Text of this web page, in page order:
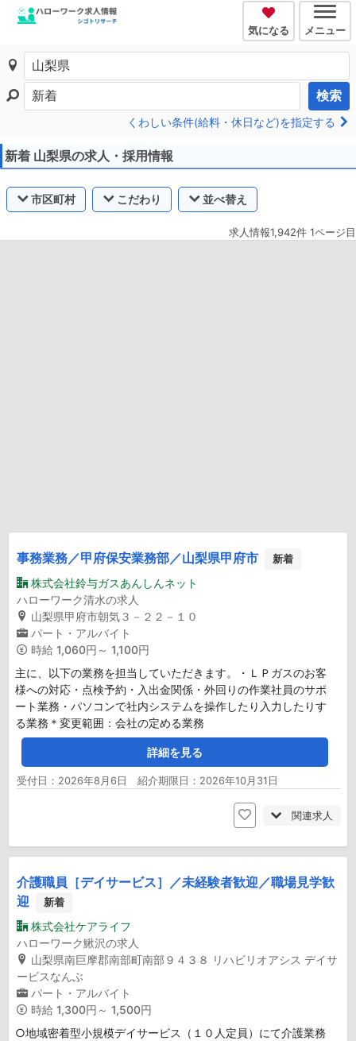
気になる メニュー
検索
くわしい条件(給料・休日など)を指定する
新着 山梨県の求人・採用情報
市区町村 こだわり 並べ替え
求人情報1,942件 1ページ目
事務業務／甲府保安業務部／山梨県甲府市 新着
株式会社鈴与ガスあんしんネット
ハローワーク清水の求人
山梨県甲府市朝気３－２２－１０
パート・アルバイト
時給 1,060円～ 1,100円
主に、以下の業務を担当していただきます。・ＬＰガスのお客
様への対応・点検予約・入出金関係・外回りの作業社員のサポ
ート業務・パソコンで社内システムを操作したり入力したりす
る業務＊変更範囲：会社の定める業務
詳細を見る
受付日：2026年8月6日 紹介期限日：2026年10月31日
関連求人
介護職員［デイサービス］／未経験者歓迎／職場見学歓
迎
新着
株式会社ケアライフ
ハローワーク鰍沢の求人
山梨県南巨摩郡南部町南部９４３８ リハビリオアシス デイサ
ービスなんぶ
パート・アルバイト
時給 1,300円～ 1,500円
○地域密着型小規模デイサービス（１０人定員）にて介護業務